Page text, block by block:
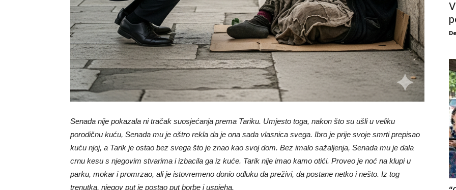
Senada nije pokazala ni tračak suosjećanja prema Tariku. Umjesto toga, nakon što su ušli u veliku
porodičnu kuću, Senada mu je oštro rekla da je ona sada vlasnica svega. Ibro je prije svoje smrti prepisao
kuću njoj, a Tarik je ostao bez svega što je znao kao svoj dom. Bez imalo sažaljenja, Senada mu je dala
crnu kesu s njegovim stvarima i izbacila ga iz kuće. Tarik nije imao kamo otići. Proveo je noć na klupi u
parku, mokar i promrzao, ali je istovremeno donio odluku da preživi, da postane netko i nešto. Iz tog
trenutka, njegov put je postao put borbe i uspjeha.